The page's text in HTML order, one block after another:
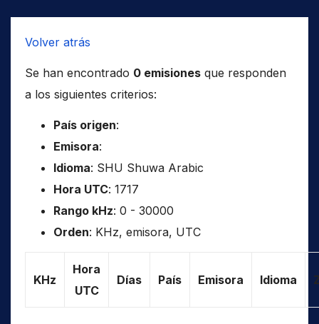
Volver atrás
Se han encontrado 0 emisiones que responden
a los siguientes criterios:
País origen:
Emisora:
Idioma: SHU Shuwa Arabic
Hora UTC: 1717
Rango kHz: 0 - 30000
Orden: KHz, emisora, UTC
KHz
Hora
UTC
Días País Emisora Idioma